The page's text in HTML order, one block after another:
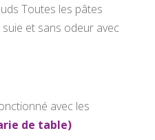
Toutes les pâtes
et sans odeur avec
avec les
de table)